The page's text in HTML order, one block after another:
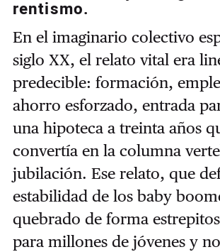
rentismo.
En el imaginario colectivo
siglo XX, el relato vital era
predecible: formación,
ahorro esforzado, entrada
una hipoteca a treinta años
convertía en la columna
jubilación. Ese relato, que
estabilidad de los baby
quebrado de forma
para millones de jóvenes y